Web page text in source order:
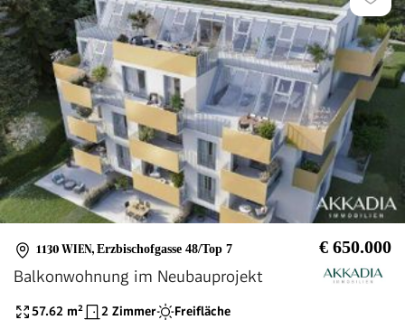
1130 WIEN, Erzbischofgasse 48/Top 7 € 650.000
Balkonwohnung im Neubauprojekt
57.62 m² 2 Zimmer Freifläche